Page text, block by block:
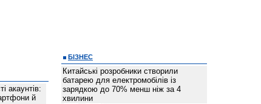
акаунтів:
й
БІЗНЕС
Китайські розробники створили
батарею для електромобілів із
зарядкою до 70% менш ніж за 4
хвилини